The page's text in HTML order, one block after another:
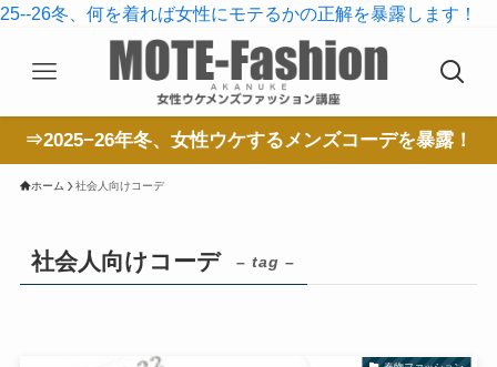
25--26冬、何を着れば女性にモテるかの正解を暴露します！
⇒2025−26年冬、女性ウケするメンズコーデを暴露！
ホーム 社会人向けコーデ
社会人向けコーデ – tag –